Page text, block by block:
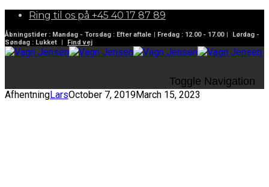
Ring til os på +45 40 17 87 89
Åbningstider : Mandag - Torsdag : Efter aftale | Fredag : 12.00 - 17.00 |
Lørdag -
Søndag : Lukket | Find vej
Toggle Navigation
AfhentningLarsOctober 7, 2019March 15, 2023